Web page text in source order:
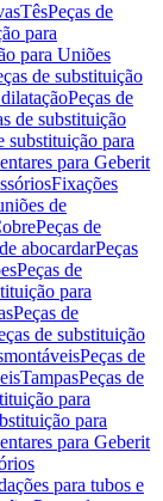
TêsPeças de
para
para Uniões
de substituição
Peças de
de substituição
substituição para
para Geberit
Fixações
de
Peças de
abocardarPeças
Peças de
para
Peças de
de substituição
Peças de
TampasPeças de
para
para
para Geberit
para tubos e